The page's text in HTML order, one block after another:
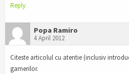
Reply
Popa Ramiro
4 April 2012
Citeste articolul cu atentie (inclusiv
gamerilor.